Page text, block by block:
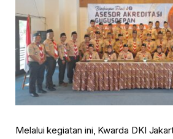
Melalui kegiatan ini, Kwarda DKI